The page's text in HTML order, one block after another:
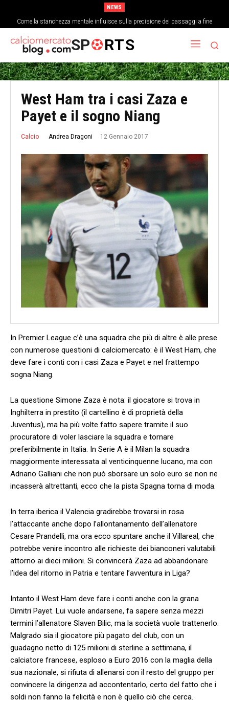
NEWS
Come la stanchezza mentale influisce sulla precisione dei passaggi a fine
partita
SP RTS
West Ham tra i casi Zaza e
Payet e il sogno Niang
Calcio Andrea Dragoni 12 Gennaio 2017
In Premier League c’è una squadra che più di altre è alle prese
con numerose questioni di calciomercato: è il West Ham, che
deve fare i conti con i casi Zaza e Payet e nel frattempo
sogna Niang.
La questione Simone Zaza è nota: il giocatore si trova in
Inghilterra in prestito (il cartellino è di proprietà della
Juventus), ma ha più volte fatto sapere tramite il suo
procuratore di voler lasciare la squadra e tornare
preferibilmente in Italia. In Serie A è il Milan la squadra
maggiormente interessata al venticinquenne lucano, ma con
Adriano Galliani che non può sborsare un solo euro se non ne
incasserà altrettanti, ecco che la pista Spagna torna di moda.
In terra iberica il Valencia gradirebbe trovarsi in rosa
l’attaccante anche dopo l’allontanamento dell’allenatore
Cesare Prandelli, ma ora ecco spuntare anche il Villareal, che
potrebbe venire incontro alle richieste dei bianconeri valutabili
attorno ai dieci milioni. Si convincerà Zaza ad abbandonare
l’idea del ritorno in Patria e tentare l’avventura in Liga?
Intanto il West Ham deve fare i conti anche con la grana
Dimitri Payet. Lui vuole andarsene, fa sapere senza mezzi
termini l’allenatore Slaven Bilic, ma la società vuole trattenerlo.
Malgrado sia il giocatore più pagato del club, con un
guadagno netto di 125 milioni di sterline a settimana, il
calciatore francese, esploso a Euro 2016 con la maglia della
sua nazionale, si rifiuta di allenarsi con il resto del gruppo per
convincere la dirigenza ad accontentarlo, certo del fatto che i
soldi non fanno la felicità e non è quello ciò che cerca.